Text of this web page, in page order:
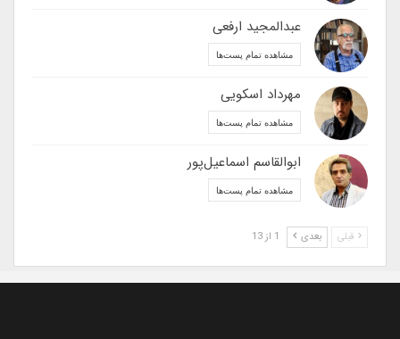
عبدالمجید ارفعی
مشاهده تمام پست‌ها
مهرداد اسکویی
مشاهده تمام پست‌ها
ابوالقاسم اسماعیل‌پور
مشاهده تمام پست‌ها
قبلی بعدی